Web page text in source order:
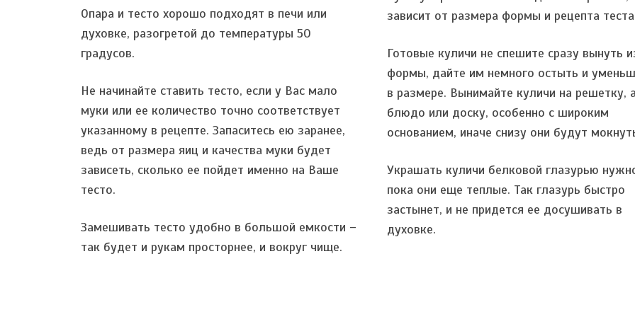
Опара и тесто хорошо подходят в печи или
духовке, разогретой до температуры 50
градусов.
Не начинайте ставить тесто, если у Вас мало
муки или ее количество точно соответствует
указанному в рецепте. Запаситесь ею заранее,
ведь от размера яиц и качества муки будет
зависеть, сколько ее пойдет именно на Ваше
тесто.
Замешивать тесто удобно в большой емкости –
так будет и рукам просторнее, и вокруг чище.
зависит от размера формы и рецепта
Готовые куличи не спешите сразу вынуть
формы, дайте им немного остыть и
в размере. Вынимайте куличи на решетку,
блюдо или доску, особенно с широким
основанием, иначе снизу они будут
Украшать куличи белковой глазурью
пока они еще теплые. Так глазурь быстро
застынет, и не придется ее досушивать в
духовке.